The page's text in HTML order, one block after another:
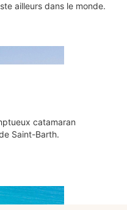
ailleurs dans le monde.
catamaran
Saint-Barth.